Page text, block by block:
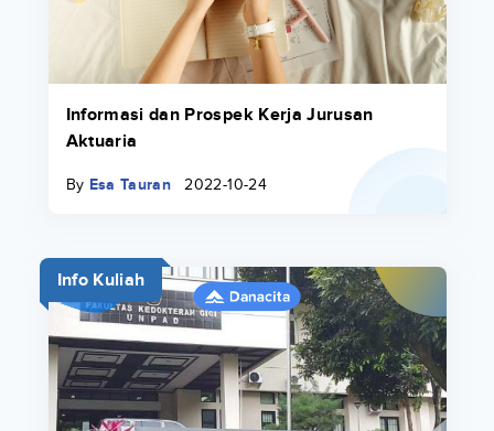
Informasi dan Prospek Kerja Jurusan
Aktuaria
By Esa Tauran 2022-10-24
Info Kuliah